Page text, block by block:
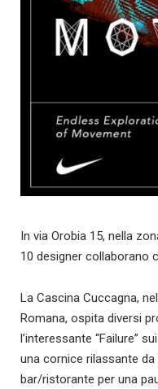
In via Orobia 15, nella
10 designer collaborano
La Cascina Cuccagna,
Romana, ospita diversi
l’interessante “Failure”
una cornice rilassante da
bar/ristorante per una